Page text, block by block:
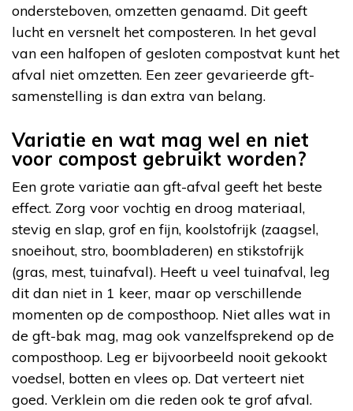
ondersteboven, omzetten genaamd. Dit geeft
lucht en versnelt het composteren. In het geval
van een halfopen of gesloten compostvat kunt het
afval niet omzetten. Een zeer gevarieerde gft-
samenstelling is dan extra van belang.
Variatie en wat mag wel en niet
voor compost gebruikt worden?
Een grote variatie aan gft-afval geeft het beste
effect. Zorg voor vochtig en droog materiaal,
stevig en slap, grof en fijn, koolstofrijk (zaagsel,
snoeihout, stro, boombladeren) en stikstofrijk
(gras, mest, tuinafval). Heeft u veel tuinafval, leg
dit dan niet in 1 keer, maar op verschillende
momenten op de composthoop. Niet alles wat in
de gft-bak mag, mag ook vanzelfsprekend op de
composthoop. Leg er bijvoorbeeld nooit gekookt
voedsel, botten en vlees op. Dat verteert niet
goed. Verklein om die reden ook te grof afval.